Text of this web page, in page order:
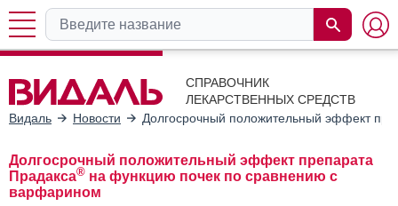
СПРАВОЧНИК
ЛЕКАРСТВЕННЫХ СРЕДСТВ
Видаль
Новости Долгосрочный положительный эффект
Долгосрочный положительный эффект препарата
Прадакса® на функцию почек по сравнению с
варфарином